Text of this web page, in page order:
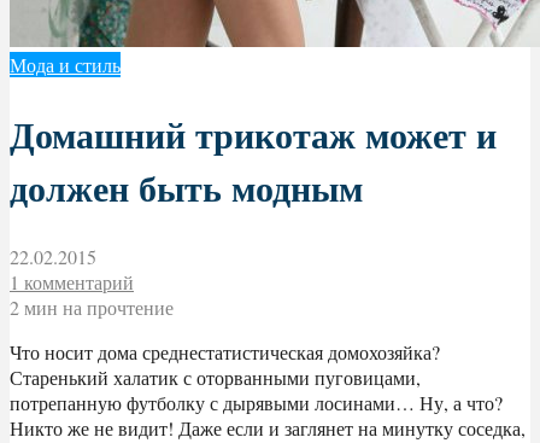
Мода и стиль
Домашний трикотаж может и
должен быть модным
22.02.2015
1 комментарий
2 мин на прочтение
Что носит дома среднестатистическая домохозяйка?
Старенький халатик с оторванными пуговицами,
потрепанную футболку с дырявыми лосинами… Ну, а что?
Никто же не видит! Даже если и заглянет на минутку соседка,